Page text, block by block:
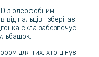
з олеофобним
від пальців і зберігає
скла забезпечує
для тих, хто цінує